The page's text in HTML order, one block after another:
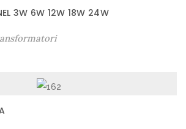
3W 6W 12W 18W 24W